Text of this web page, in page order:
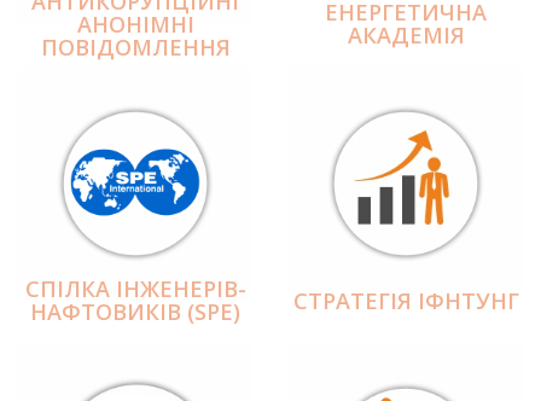
АНОНІМНІ
ПОВІДОМЛЕННЯ
ЕНЕРГЕТИЧНА
АКАДЕМІЯ
СПІЛКА ІНЖЕНЕРІВ-
НАФТОВИКІВ (SPE) СТРАТЕГІЯ ІФНТУНГ